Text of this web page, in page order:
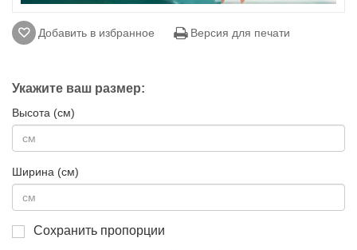
Добавить в избранное Версия для печати
Укажите ваш размер:
Высота (см)
Ширина (см)
Сохранить пропорции